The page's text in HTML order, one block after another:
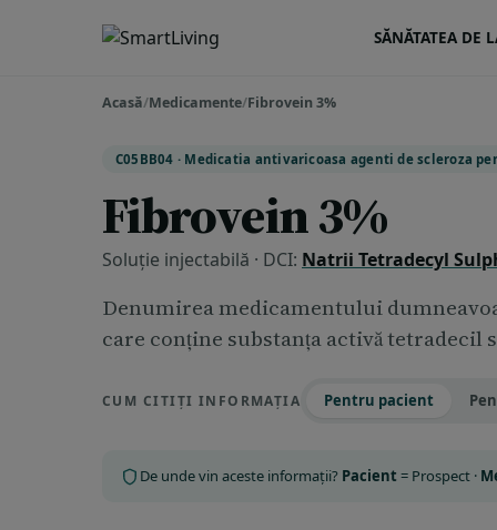
SĂNĂTATEA DE
Acasă/Medicamente/Fibrovein 3%
C05BB04 · Medicatia antivaricoasa agenti de scleroza
Fibrovein 3%
Soluție injectabilă · DCI: Natrii Tetradecyl
Denumirea medicamentului
care conține substanța activă tetradecil
CUM CITIȚI INFORMAȚIA Pentru pacient
De unde vin aceste informații? Pacient = Prospect ·